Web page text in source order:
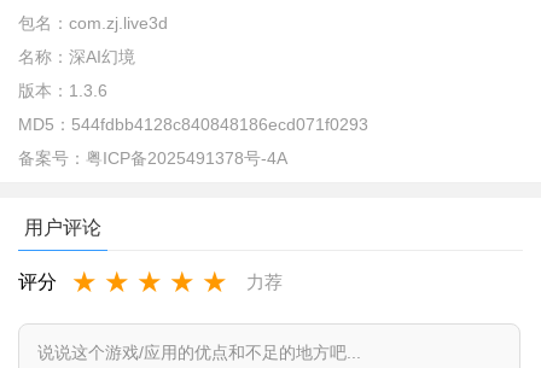
深AI幻境是一款以3D创作与分享为核心的娱乐平台类APP。
包名： com.zj.live3d
名称： 深AI幻境
版本： 1.3.6
MD5： 544fdbb4128c840848186ecd071f0293
备案号： 粤ICP备2025491378号-4A
用户评论
评分 ★ ★ ★ ★ ★ 力荐